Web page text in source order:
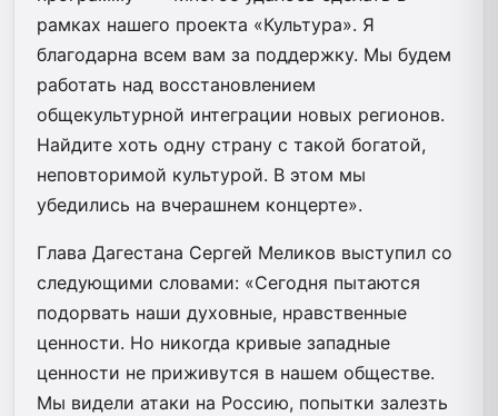
рамках нашего проекта «Культура». Я
благодарна всем вам за поддержку. Мы будем
работать над восстановлением
общекультурной интеграции новых регионов.
Найдите хоть одну страну с такой богатой,
неповторимой культурой. В этом мы
убедились на вчерашнем концерте».
Глава Дагестана Сергей Меликов выступил со
следующими словами: «Сегодня пытаются
подорвать наши духовные, нравственные
ценности. Но никогда кривые западные
ценности не приживутся в нашем обществе.
Мы видели атаки на Россию, попытки залезть